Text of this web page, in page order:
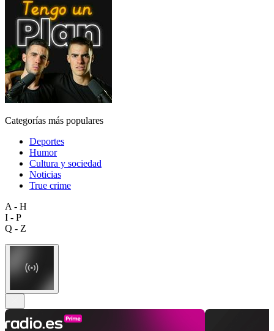
Categorías más populares
Deportes
Humor
Cultura y sociedad
Noticias
True crime
A - H
I - P
Q - Z